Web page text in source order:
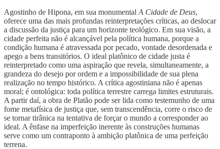
Agostinho de Hipona, em sua monumental A Cidade de Deus,
oferece uma das mais profundas reinterpretações críticas, ao deslocar
a discussão da justiça para um horizonte teológico. Em sua visão, a
cidade perfeita não é alcançável pela política humana, porque a
condição humana é atravessada por pecado, vontade desordenada e
apego a bens transitórios. O ideal platônico de cidade justa é
reinterpretado como uma aspiração que revela, simultaneamente, a
grandeza do desejo por ordem e a impossibilidade de sua plena
realização no tempo histórico. A crítica agostiniana não é apenas
moral; é ontológica: toda política terrestre carrega limites estruturais.
A partir daí, a obra de Platão pode ser lida como testemunho de uma
fome metafísica de justiça que, sem transcendência, corre o risco de
se tornar tirânica na tentativa de forçar o mundo a corresponder ao
ideal. A ênfase na imperfeição inerente às construções humanas
serve como um contraponto à ambição platônica de uma perfeição
terrena.